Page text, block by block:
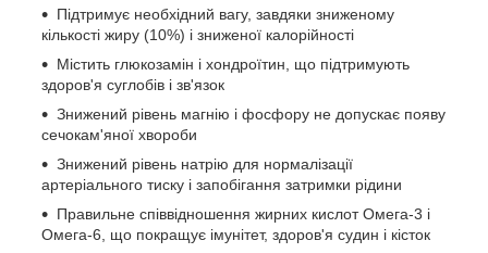
Підтримує необхідний вагу, завдяки зниженому
кількості жиру (10%) і зниженої калорійності
Містить глюкозамін і хондроїтин, що підтримують
здоров'я суглобів і зв'язок
Знижений рівень магнію і фосфору не допускає появу
сечокам'яної хвороби
Знижений рівень натрію для нормалізації
артеріального тиску і запобігання затримки рідини
Правильне співвідношення жирних кислот Омега-3 і
Омега-6, що покращує імунітет, здоров'я судин і кісток